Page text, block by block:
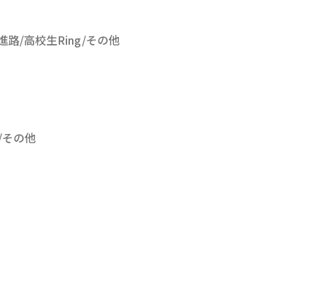
路/高校生Ring/その他
の他